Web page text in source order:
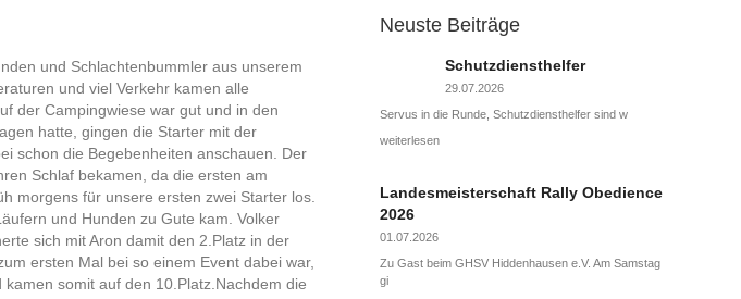
und Schlachtenbummler aus unserem
und viel Verkehr kamen alle
der Campingwiese war gut und in den
hatte, gingen die Starter mit der
schon die Begebenheiten anschauen. Der
Schlaf bekamen, da die ersten am
morgens für unsere ersten zwei Starter los.
und Hunden zu Gute kam. Volker
sich mit Aron damit den 2.Platz in der
ersten Mal bei so einem Event dabei war,
somit auf den 10.Platz.Nachdem die
Neuste Beiträge
Schutzdiensthelfer
29.07.2026
Servus in die Runde, Schutzdiensthelfer sind w
weiterlesen
Landesmeisterschaft Rally Obedience
2026
01.07.2026
Zu Gast beim GHSV Hiddenhausen e.V. Am Samstag
gi